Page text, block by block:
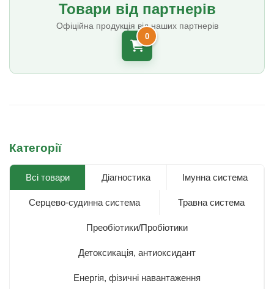
Товари від партнерів
Офіційна продукція від наших партнерів
0
Категорії
Всі товари Діагностика Імунна система
Серцево-судинна система Травна система
Преобіотики/Пробіотики
Детоксикація, антиоксидант
Енергія, фізичні навантаження